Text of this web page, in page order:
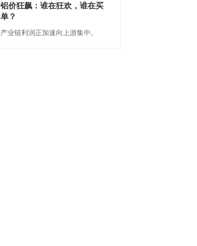
铝价狂飙：谁在狂欢，谁在买
单？
产业链利润正加速向上游集中。